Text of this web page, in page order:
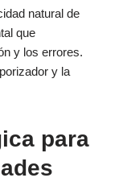
natural de
que
y los errores.
y la
para